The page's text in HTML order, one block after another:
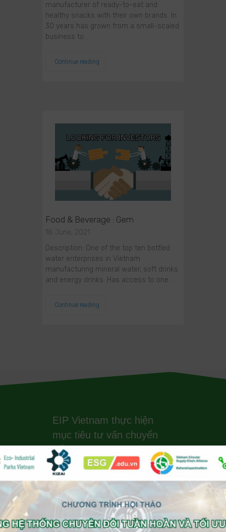
manufacturer of ready-to-eat and
healthy snacks with their own brands. In
30 years has grown from a small-scaled
business to…
Continue reading
Food & Beverage : Gem
18 June, 2021
Description: One of the top ten bottled
water enterprises in Vietnam
manufacturing mineral water, soft drinks
and energy drinks. Has access to one…
Continue reading
EIP Vietnam thực hiện
mục tiêu tư vấn chuyển
đổi KCN Sinh Thái và
NetZero Carbon, Energy
và phát triển bền vững
ESG ở Việt Nam bằng
cách kết nối với nhiều tổ
chức môi trường quốc tế